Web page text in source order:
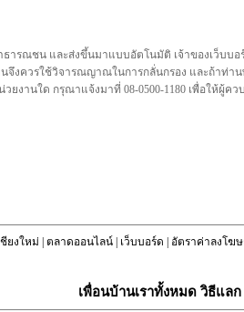
ารณชน และส่งขึ้นมาแบบอัตโนมัติ เจ้าของเว็บบ
จึงควรใช้วิจารณญาณในการกลั่นกรอง และถ้าท่
ยงานใด กรุณาแจ้งมาที่ 08-0500-1180 เพื่อให้ผู้
ยงใหม่ | ตลาดออนไลน์| เว็บบอร์ด | อัตราค่าลงโฆ
เพื่อนบ้านเราทั้งหมด วิธีแล